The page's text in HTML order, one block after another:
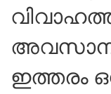
അവസാന
ഇത്തരം